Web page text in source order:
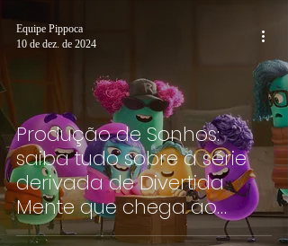
Produção de Sonhos:
saiba tudo sobre a série
derivada de Divertida
Mente que chega ao
Disney+
Equipe Pippoca
10 de dez. de 2024